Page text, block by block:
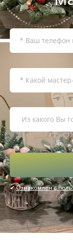
✔Ознакомлен с